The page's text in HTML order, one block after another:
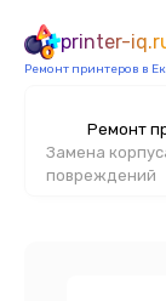
printer-
Ремонт принтеров в
Ремонт
Замена
повреждений